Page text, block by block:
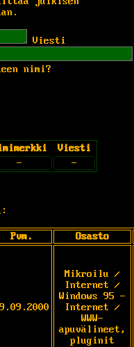
Viesti
nimi?
Viesti
- -
Pvm. Osasto
Mikroilu /
Internet /
Windows 95 -
Internet /
WWW-
apuvälineet,
pluginit